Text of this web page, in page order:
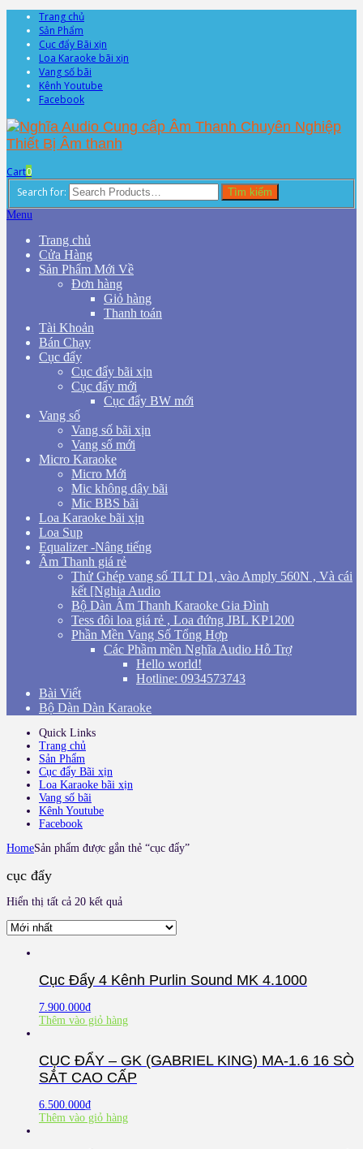
Trang chủ
Sản Phẩm
Cục đẩy Bãi xịn
Loa Karaoke bãi xịn
Vang số bãi
Kênh Youtube
Facebook
Cart0
Search for:
Tìm kiếm
Menu
Trang chủ
Cửa Hàng
Sản Phẩm Mới Về
Đơn hàng
Giỏ hàng
Thanh toán
Tài Khoản
Bán Chạy
Cục đẩy
Cục đẩy bãi xịn
Cục đẩy mới
Cục đẩy BW mới
Vang số
Vang số bãi xịn
Vang số mới
Micro Karaoke
Micro Mới
Mic không dây bãi
Mic BBS bãi
Loa Karaoke bãi xịn
Loa Sup
Equalizer -Nâng tiếng
Âm Thanh giá rẻ
Thử Ghép vang số TLT D1, vào Amply 560N , Và cái
kết [Nghia Audio
Bộ Dàn Âm Thanh Karaoke Gia Đình
Tess đôi loa giá rẻ , Loa đứng JBL KP1200
Phần Mền Vang Số Tổng Hợp
Các Phầm mền Nghĩa Audio Hỗ Trợ
Hello world!
Hotline: 0934573743
Bài Viết
Bộ Dàn Dàn Karaoke
Quick Links
Trang chủ
Sản Phẩm
Cục đẩy Bãi xịn
Loa Karaoke bãi xịn
Vang số bãi
Kênh Youtube
Facebook
HomeSản phẩm được gắn thẻ “cục đẩy”
cục đẩy
Hiển thị tất cả 20 kết quả
Cục Đẩy 4 Kênh Purlin Sound MK 4.1000
7.900.000₫
Thêm vào giỏ hàng
CỤC ĐẨY – GK (GABRIEL KING) MA-1.6 16 SÒ
SẮT CAO CẤP
6.500.000₫
Thêm vào giỏ hàng